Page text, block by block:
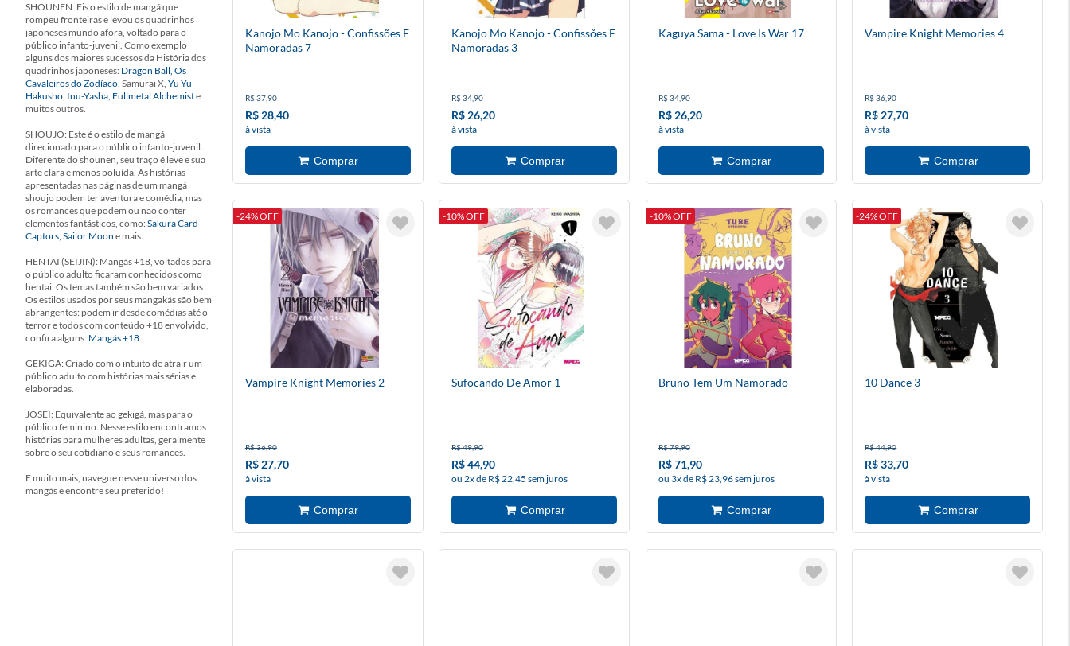
SHOUNEN: Eis o estilo de mangá que
rompeu fronteiras e levou os quadrinhos
japoneses mundo afora, voltado para o
público infanto-juvenil. Como exemplo
alguns dos maiores sucessos da História dos
quadrinhos japoneses: Dragon Ball, Os
Cavaleiros do Zodíaco, Samurai X, Yu Yu
Hakusho, Inu-Yasha, Fullmetal Alchemiste
muitos outros.
SHOUJO: Este é o estilo de mangá
direcionado para o público infanto-juvenil.
Diferente do shounen, seu traço é leve e sua
arte clara e menos poluída. As histórias
apresentadas nas páginas de um mangá
shoujo podem ter aventura e comédia, mas
os romances que podem ou não conter
elementos fantásticos, como:Sakura Card
Captors, Sailor Moon e mais.
HENTAI (SEIJIN): Mangás +18, voltados para
o público adulto ficaram conhecidos como
hentai. Os temas também são bem variados.
Os estilos usados por seus mangakás são bem
abrangentes: podem ir desde comédias até o
terror e todos com conteúdo +18 envolvido,
confira alguns: Mangás +18.
GEKIGA: Criado com o intuito de atrair um
público adulto com histórias mais sérias e
elaboradas.
JOSEI: Equivalente ao gekigá, mas para o
público feminino. Nesse estilo encontramos
histórias para mulheres adultas, geralmente
sobre o seu cotidiano e seus romances.
E muito mais, navegue nesse universo dos
mangás e encontre seu preferido!
Kanojo Mo Kanojo - Confissões E
Namoradas 7
R$ 37,90
R$ 28,40
à vista
Kanojo Mo Kanojo - Confissões E
Namoradas 3
R$ 34,90
R$ 26,20
à vista
Kaguya Sama - Love Is War 17
R$ 34,90
R$ 26,20
à vista
Vampire Knight Memories 4
R$ 36,90
R$ 27,70
à vista
-24% OFF
Vampire Knight Memories 2
R$ 36,90
R$ 27,70
à vista
-10% OFF
Sufocando De Amor 1
R$ 49,90
R$ 44,90
ou 2x de R$ 22,45 sem juros
-10% OFF
Bruno Tem Um Namorado
R$ 79,90
R$ 71,90
ou 3x de R$ 23,96 sem juros
-24% OFF
10 Dance 3
R$ 44,90
R$ 33,70
à vista